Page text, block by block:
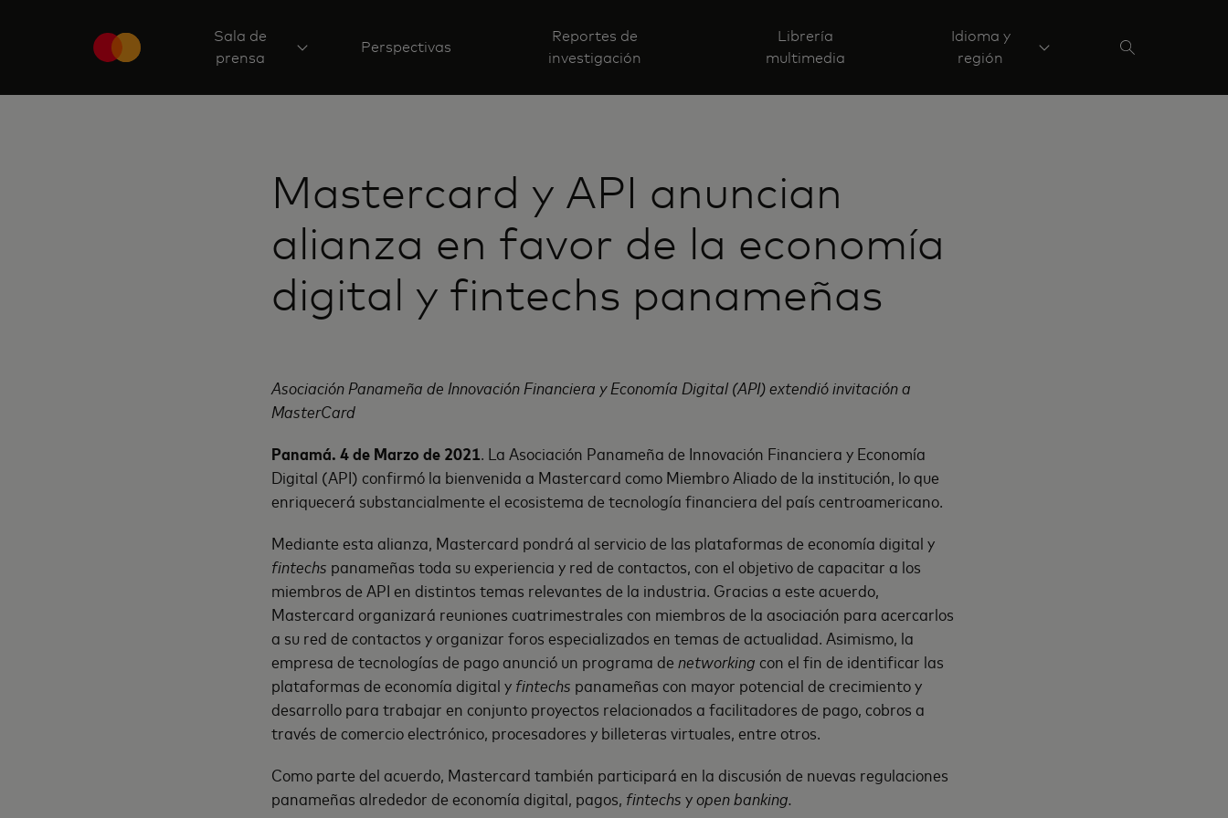
Sala de
prensa
Perspectivas
Reportes de
investigación
Librería
multimedia
Idioma y
región
Mastercard y API anuncian
alianza en favor de la economía
digital y fintechs panameñas
Asociación Panameña de Innovación Financiera y Economía Digital (API) extendió invitación a
MasterCard
Panamá. 4 de Marzo de 2021. La Asociación Panameña de Innovación Financiera y Economía
Digital (API) confirmó la bienvenida a Mastercard como Miembro Aliado de la institución, lo que
enriquecerá substancialmente el ecosistema de tecnología financiera del país centroamericano.
Mediante esta alianza, Mastercard pondrá al servicio de las plataformas de economía digital y
fintechs panameñas toda su experiencia y red de contactos, con el objetivo de capacitar a los
miembros de API en distintos temas relevantes de la industria. Gracias a este acuerdo,
Mastercard organizará reuniones cuatrimestrales con miembros de la asociación para acercarlos
a su red de contactos y organizar foros especializados en temas de actualidad. Asimismo, la
empresa de tecnologías de pago anunció un programa de networking con el fin de identificar las
plataformas de economía digital y fintechs panameñas con mayor potencial de crecimiento y
desarrollo para trabajar en conjunto proyectos relacionados a facilitadores de pago, cobros a
través de comercio electrónico, procesadores y billeteras virtuales, entre otros.
Como parte del acuerdo, Mastercard también participará en la discusión de nuevas regulaciones
panameñas alrededor de economía digital, pagos, fintechs yopen banking.